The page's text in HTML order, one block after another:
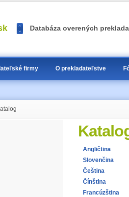
Nájdi prekladateľa,
<<
>>
firmy O prekladateľstve
Angličtina
Slovenčina
Čeština
Čínština
Francúzština